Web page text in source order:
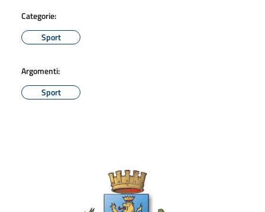
Categorie:
Sport
Argomenti:
Sport